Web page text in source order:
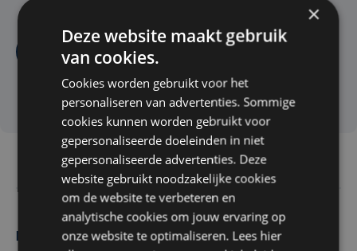
Aanvragen
Maak zelf het nieuws
×
Deze website maakt gebruik
van cookies.
Cookies worden gebruikt voor het
personaliseren van advertenties. Sommige
cookies kunnen worden gebruikt voor
gepersonaliseerde doeleinden in niet
gepersonaliseerde advertenties. Deze
website gebruikt noodzakelijke cookies
om de website te verbeteren en
analytische cookies om jouw ervaring op
onze website te optimaliseren. Lees hier